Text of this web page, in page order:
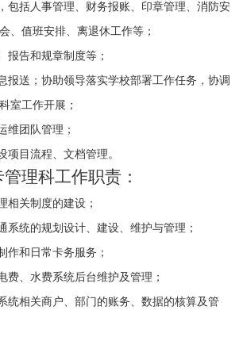
包括人事管理、财务报账、印章管理、消防安
、值班安排、离退休工作等；
报告和规章制度等；
报送；协助领导落实学校部署工作任务，协调
室工作开展；
维团队管理；
项目流程、文档管理。
理科工作职责：
相关制度的建设；
系统的规划设计、建设、维护与管理；
作和日常卡务服务；
费、水费系统后台维护及管理；
统相关商户、部门的账务、数据的核算及管